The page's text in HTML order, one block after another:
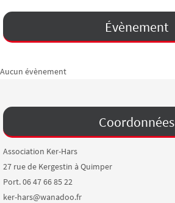
Évènement
Aucun évènement
Coordonnées
Association Ker-Hars
27 rue de Kergestin à Quimper
Port. 06 47 66 85 22
ker-hars@wanadoo.fr